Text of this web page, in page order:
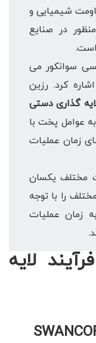
شیمیایی و
در صنایع
است.
سوانکور می
کرد. رزین
گذاری دستی
عوامل پخت با
زمان عملیات
مختلف یکسان
را با توجه
زمان عملیات
لایه